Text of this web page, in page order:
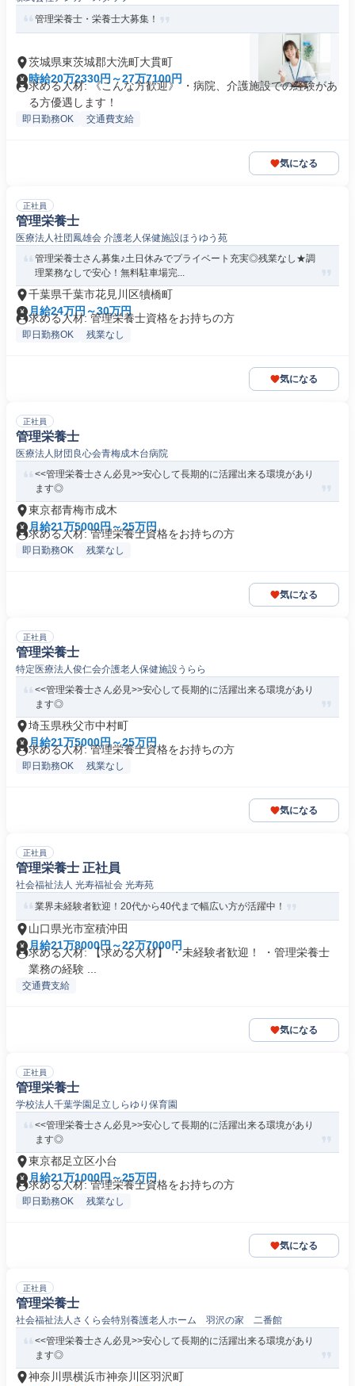
管理栄養士・栄養士大募集！
茨城県東茨城郡大洗町大貫町
時給20万2330円～27万7100円
求める人材: 《こんな方歓迎》 ・病院、介護施設での経験があ
る方優遇します！
即日勤務OK 交通費支給
気になる
正社員
管理栄養士
医療法人社団鳳雄会 介護老人保健施設ほうゆう苑
管理栄養士さん募集♪土日休みでプライベート充実◎残業なし★調
理業務なしで安心！無料駐車場完...
千葉県千葉市花見川区犢橋町
月給24万円～30万円
求める人材: 管理栄養士資格をお持ちの方
即日勤務OK 残業なし
気になる
正社員
管理栄養士
医療法人財団良心会青梅成木台病院
<<管理栄養士さん必見>>安心して長期的に活躍出来る環境があり
ます◎
東京都青梅市成木
月給21万5000円～25万円
求める人材: 管理栄養士資格をお持ちの方
即日勤務OK 残業なし
気になる
正社員
管理栄養士
特定医療法人俊仁会介護老人保健施設うらら
<<管理栄養士さん必見>>安心して長期的に活躍出来る環境があり
ます◎
埼玉県秩父市中村町
月給21万5000円～25万円
求める人材: 管理栄養士資格をお持ちの方
即日勤務OK 残業なし
気になる
正社員
管理栄養士 正社員
社会福祉法人 光寿福祉会 光寿苑
業界未経験者歓迎！20代から40代まで幅広い方が活躍中！
山口県光市室積沖田
月給21万8000円～22万7000円
求める人材: 【求める人材】 ・未経験者歓迎！ ・管理栄養士
業務の経験 ...
交通費支給
気になる
正社員
管理栄養士
学校法人千葉学園足立しらゆり保育園
<<管理栄養士さん必見>>安心して長期的に活躍出来る環境があり
ます◎
東京都足立区小台
月給21万1000円～25万円
求める人材: 管理栄養士資格をお持ちの方
即日勤務OK 残業なし
気になる
正社員
管理栄養士
社会福祉法人さくら会特別養護老人ホーム 羽沢の家 二番館
<<管理栄養士さん必見>>安心して長期的に活躍出来る環境があり
ます◎
神奈川県横浜市神奈川区羽沢町